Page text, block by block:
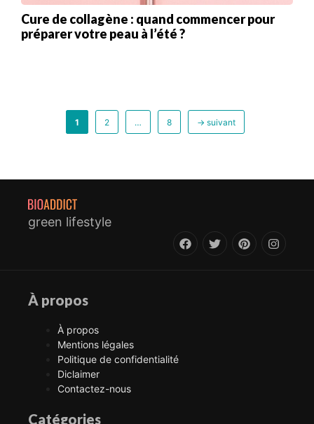
Cure de collagène : quand commencer pour
préparer votre peau à l’été ?
Page
1
Page
2 …
Page
8 → suivant
green lifestyle
À propos
À propos
Mentions légales
Politique de confidentialité
Diclaimer
Contactez-nous
Catégories